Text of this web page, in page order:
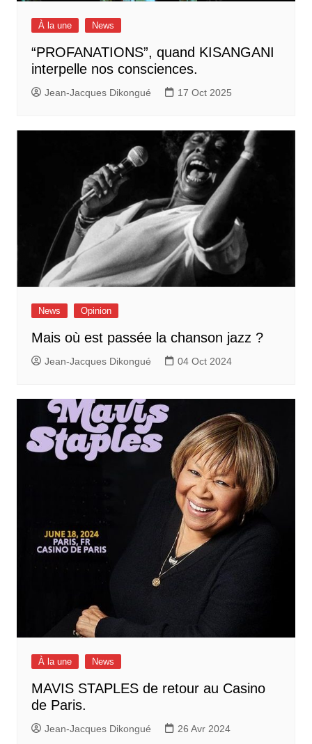
À la une News
“PROFANATIONS”, quand KISANGANI
interpelle nos consciences.
Jean-Jacques Dikongué 17 Oct 2025
News Opinion
Mais où est passée la chanson jazz ?
Jean-Jacques Dikongué 04 Oct 2024
À la une News
MAVIS STAPLES de retour au Casino
de Paris.
Jean-Jacques Dikongué 26 Avr 2024